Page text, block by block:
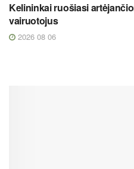
Kelininkai ruošiasi
vairuotojus
2026 08 06